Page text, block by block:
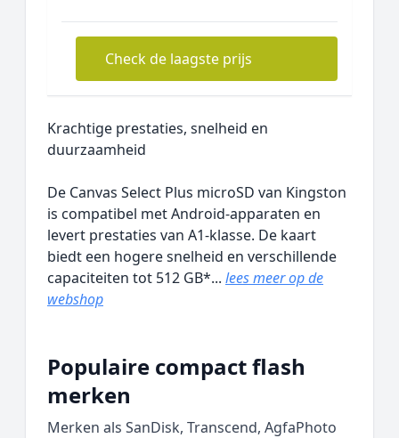
Check de laagste prijs
Krachtige prestaties, snelheid en
duurzaamheid
De Canvas Select Plus microSD van Kingston
is compatibel met Android-apparaten en
levert prestaties van A1-klasse. De kaart
biedt een hogere snelheid en verschillende
capaciteiten tot 512 GB*... lees meer op de
webshop
Populaire compact flash
merken
Merken als SanDisk, Transcend, AgfaPhoto